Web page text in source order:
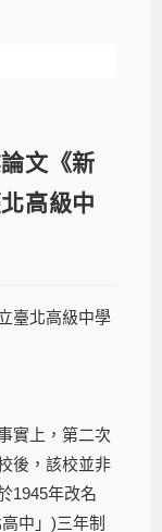
文《新
高級中
臺北高級中學
實上，第二次
後，該校並非
1945年改名
中」)三年制